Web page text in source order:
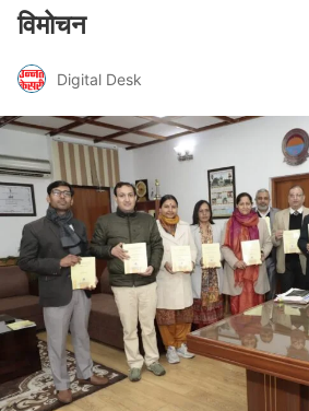
विमोचन
Digital Desk